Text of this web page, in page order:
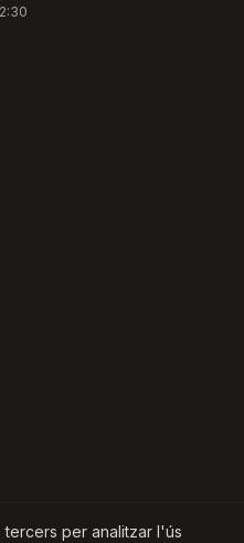
per analitzar l'ús